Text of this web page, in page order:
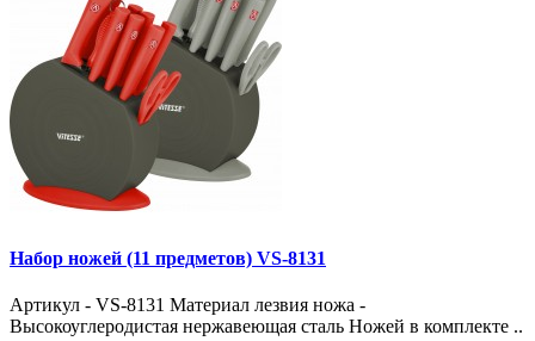
Набор ножей (11 предметов) VS-8131
Артикул - VS-8131 Материал лезвия ножа -
Высокоуглеродистая нержавеющая сталь Ножей в комплекте ..